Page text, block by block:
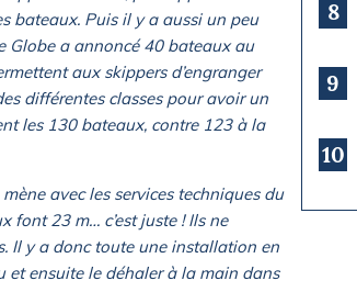
bateaux. Puis il y a aussi un peu
Globe a annoncé 40 bateaux au
aux skippers d’engranger
différentes classes pour avoir un
les 130 bateaux, contre 123 à la
avec les services techniques du
font 23 m… c’est juste ! Ils ne
Il y a donc toute une installation en
et ensuite le déhaler à la main dans
8
9
10